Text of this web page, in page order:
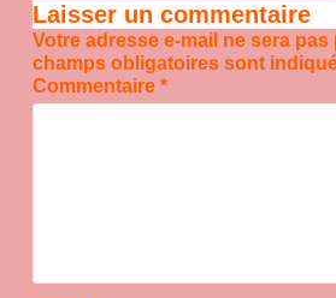
Laisser un commentaire
Votre adresse e-mail ne sera pas
champs obligatoires sont
Commentaire *